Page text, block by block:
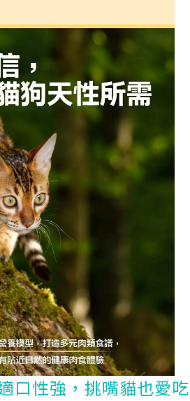
口性強，挑嘴貓也愛吃